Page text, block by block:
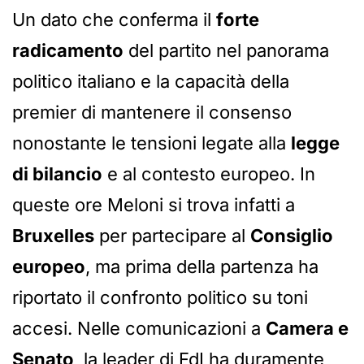
Un dato che conferma il forte
radicamento del partito nel panorama
politico italiano e la capacità della
premier di mantenere il consenso
nonostante le tensioni legate alla legge
di bilancio e al contesto europeo. In
queste ore Meloni si trova infatti a
Bruxelles per partecipare al Consiglio
europeo, ma prima della partenza ha
riportato il confronto politico su toni
accesi. Nelle comunicazioni a Camera e
Senato, la leader di FdI ha duramente